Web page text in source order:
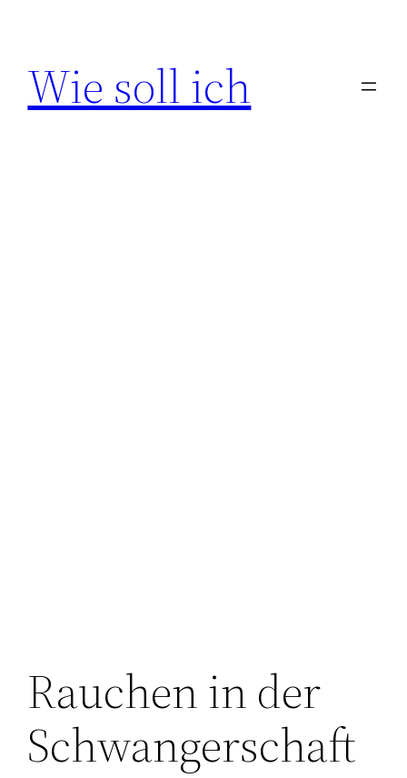
springen
Wie soll ich
Rauchen in der
Schwangerschaft